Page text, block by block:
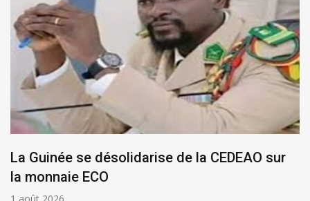
La Guinée se désolidarise de la CEDEAO sur
la monnaie ECO